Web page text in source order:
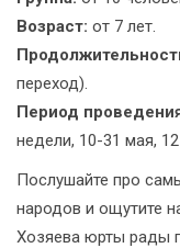
Возраст: от 7 лет.
переход).
Период
недели, 10-31 мая,
Послушайте про
народов и ощутите
Хозяева юрты рады